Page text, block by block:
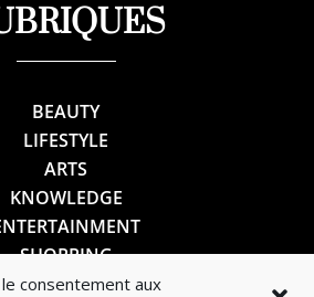
consentement aux
BEAUTY
LIFESTYLE
ARTS
KNOWLEDGE
SHOPPING